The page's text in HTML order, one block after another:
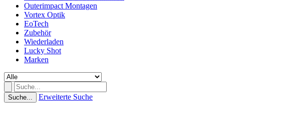
Outerimpact Montagen
Vortex Optik
EoTech
Zubehör
Wiederladen
Lucky Shot
Marken
Suche... Erweiterte Suche